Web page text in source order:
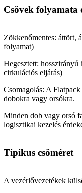
Csövek folyamata
Zökkenőmentes: áttört,
folyamat)
Hegesztett: hosszirányú
cirkulációs eljárás)
Csomagolás: A
dobokra vagy orsókra.
Minden dob vagy orsó
logisztikai kezelés
Tipikus csőméret
A vezérlővezetékek